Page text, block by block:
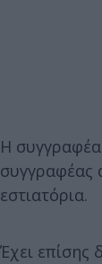
Η
συγγραφέας
εστιατόρια.
Έχει επίσης